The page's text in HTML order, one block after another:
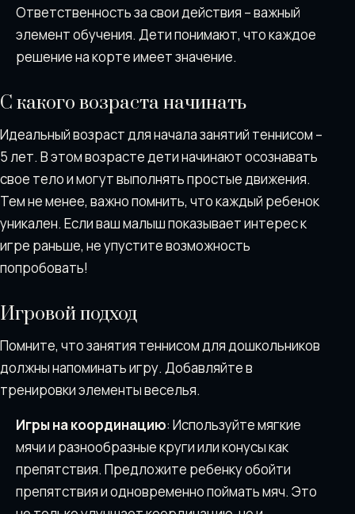
Ответственность за свои действия – важный
элемент обучения. Дети понимают, что каждое
решение на корте имеет значение.
С какого возраста начинать
Идеальный возраст для начала занятий теннисом –
5 лет. В этом возрасте дети начинают осознавать
свое тело и могут выполнять простые движения.
Тем не менее, важно помнить, что каждый ребенок
уникален. Если ваш малыш показывает интерес к
игре раньше, не упустите возможность
попробовать!
Игровой подход
Помните, что занятия теннисом для дошкольников
должны напоминать игру. Добавляйте в
тренировки элементы веселья.
Игры на координацию: Используйте мягкие
мячи и разнообразные круги или конусы как
препятствия. Предложите ребенку обойти
препятствия и одновременно поймать мяч. Это